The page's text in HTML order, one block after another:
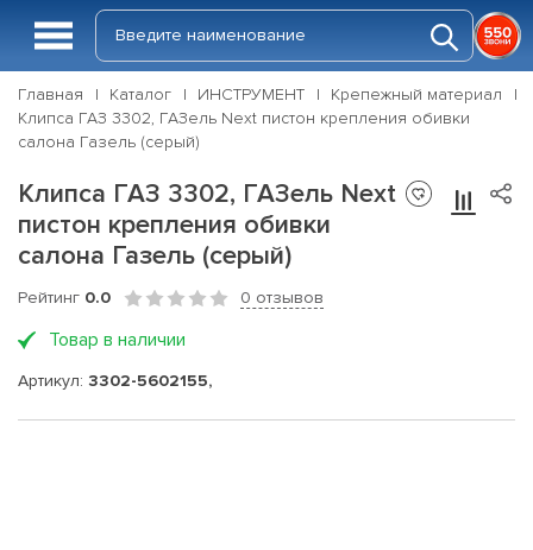
Главная Каталог ИНСТРУМЕНТ
Крепежный материал
Клипса ГАЗ 3302, ГАЗель Next пистон крепления обивки
салона Газель (серый)
Клипса ГАЗ 3302, ГАЗель Next
пистон крепления обивки
салона Газель (серый)
Рейтинг 0.0 0 отзывов
Товар в наличии
Артикул: 3302-5602155,